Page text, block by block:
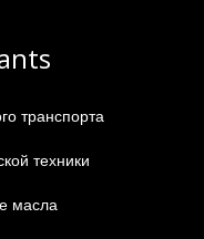
транспорта
техники
масла